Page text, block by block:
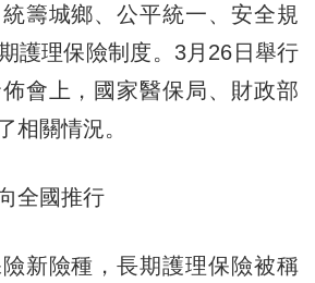
籌城鄉、公平統一、安全規
護理保險制度。3月26日舉行
會上，國家醫保局、財政部
相關情況。
國推行
險種，長期護理保險被稱